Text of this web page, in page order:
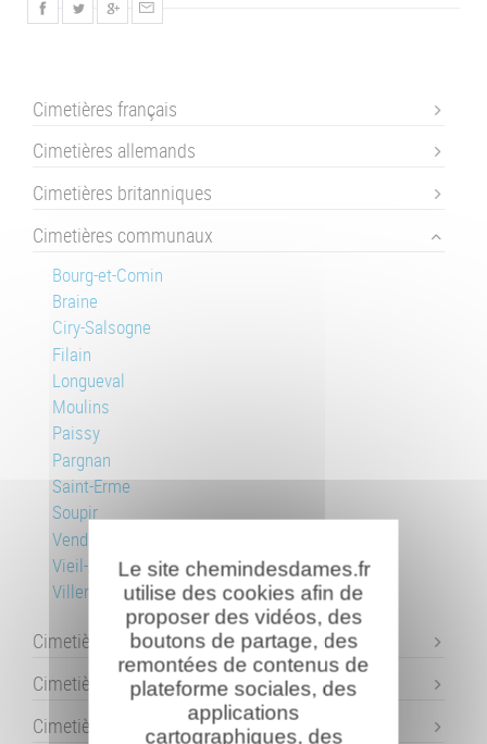
Cimetières français
Cimetières allemands
Cimetières britanniques
Cimetières communaux
Bourg-et-Comin
Braine
Ciry-Salsogne
Filain
Longueval
Moulins
Paissy
Pargnan
Saint-Erme
Soupir
Vendresse
Vieil-Arcy
Villers-en-Prayères
Cimetière danois de Braine
Cimetière italien de Soupir
Cimetière américain "Oise-Aisne"
Le site chemindesdames.fr
utilise des cookies afin de
proposer des vidéos, des
boutons de partage, des
remontées de contenus de
plateforme sociales, des
applications
cartographiques, des